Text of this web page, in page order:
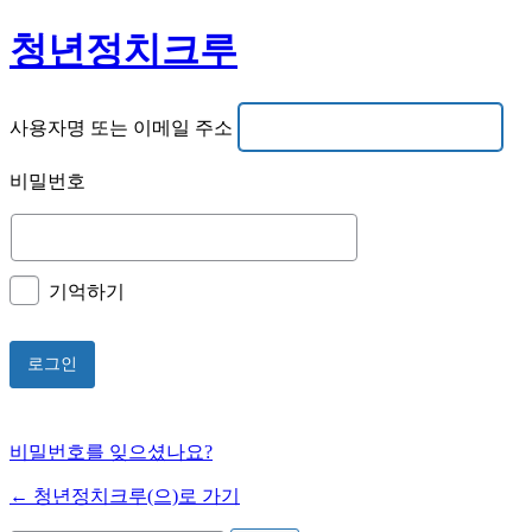
청년정치크루
사용자명 또는 이메일 주소
비밀번호
기억하기
비밀번호를 잊으셨나요?
← 청년정치크루(으)로 가기